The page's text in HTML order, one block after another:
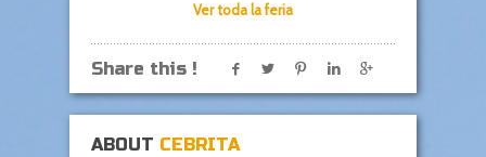
Ver toda la feria
Share this !
ABOUT CEBRITA